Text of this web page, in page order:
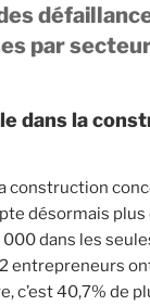
par
dans la
construction
désormais plus
000 dans les
entrepreneurs
c’est 40,7% de